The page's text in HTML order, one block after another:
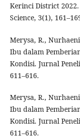
Kerinci District
Science, 3(1),
Merysa, R.,
Ibu dalam
Kondisi. Jurnal
611–616.
Merysa, R.,
Ibu dalam
Kondisi. Jurnal
611–616.